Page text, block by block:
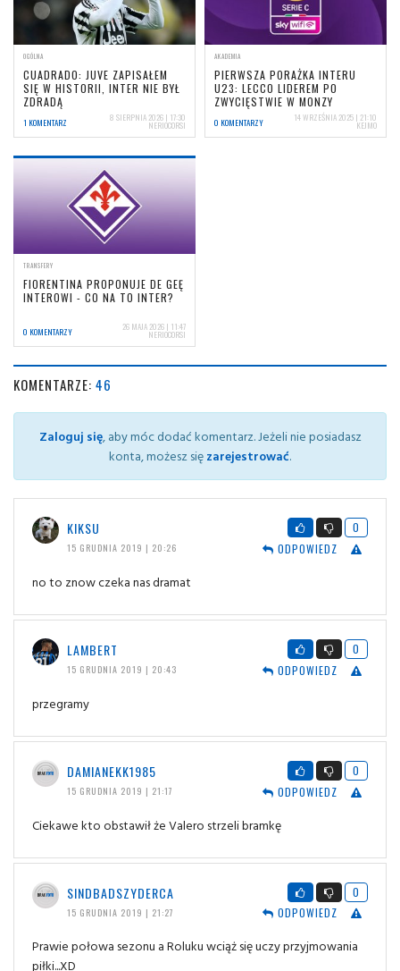
OGÓLNA
CUADRADO: JUVE ZAPISAŁEM
SIĘ W HISTORII, INTER NIE BYŁ
ZDRADĄ
1 KOMENTARZ 8 SIERPNIA 2026 | 17:30
NERIOCORSI
AKADEMIA
PIERWSZA PORAŻKA INTERU
U23: LECCO LIDEREM PO
ZWYCIĘSTWIE W MONZY
0 KOMENTARZY 14 WRZEŚNIA 2025 | 21:10
KEJMO
TRANSFERY
FIORENTINA PROPONUJE DE GEĘ
INTEROWI - CO NA TO INTER?
0 KOMENTARZY 26 MAJA 2026 | 11:47
NERIOCORSI
KOMENTARZE: 46
Zaloguj się, aby móc dodać komentarz. Jeżeli nie posiadasz
konta, możesz sięzarejestrować.
KIKSU
15 GRUDNIA 2019 | 20:26
0
ODPOWIEDZ
no to znow czeka nas dramat
LAMBERT
15 GRUDNIA 2019 | 20:43
0
ODPOWIEDZ
przegramy
DAMIANEKK1985
15 GRUDNIA 2019 | 21:17
0
ODPOWIEDZ
Ciekawe kto obstawił że Valero strzeli bramkę
SINDBADSZYDERCA
15 GRUDNIA 2019 | 21:27
0
ODPOWIEDZ
Prawie połowa sezonu a Roluku wciąż się uczy przyjmowania
piłki...XD